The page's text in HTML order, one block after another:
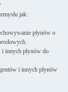
jak:
płynów o
innych płynów do
i innych płynów